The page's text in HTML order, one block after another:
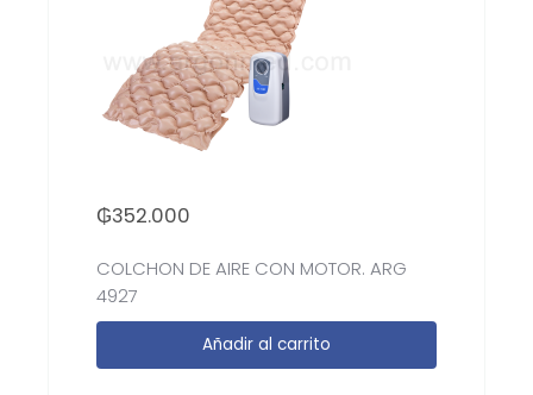
₲352.000
COLCHON DE AIRE CON MOTOR. ARG
4927
Añadir al carrito